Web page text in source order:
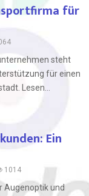
für
steht
für einen
Lesen...
Ein
1014
Augenoptik und